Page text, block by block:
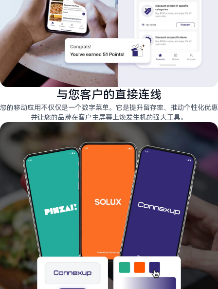
与您客户的直接连线
您的移动应用不仅仅是一个数字菜单。它是提升留存率、推动个性化优惠
并让您的品牌在客户主屏幕上焕发生机的强大工具。